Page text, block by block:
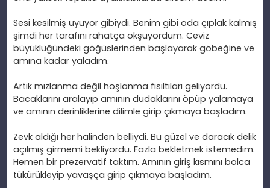
Sesi kesilmiş uyuyor gibiydi. Benim gibi oda çıplak kalmış
şimdi her tarafını rahatça okşuyordum. Ceviz
büyüklüğündeki göğüslerinden başlayarak göbeğine ve
amına kadar yaladım.
Artık mızlanma değil hoşlanma fısıltıları geliyordu.
Bacaklarını aralayıp amının dudaklarını öpüp yalamaya
ve amının derinliklerine dilimle girip çıkmaya başladım.
Zevk aldığı her halinden belliydi. Bu güzel ve daracık delik
açılmış girmemi bekliyordu. Fazla bekletmek istemedim.
Hemen bir prezervatif taktım. Amının giriş kısmını bolca
tükürükleyip yavaşça girip çıkmaya başladım.